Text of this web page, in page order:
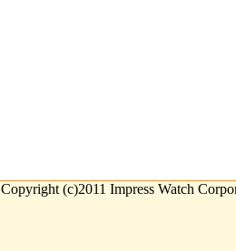
Copyright (c)2011 Impress Watch